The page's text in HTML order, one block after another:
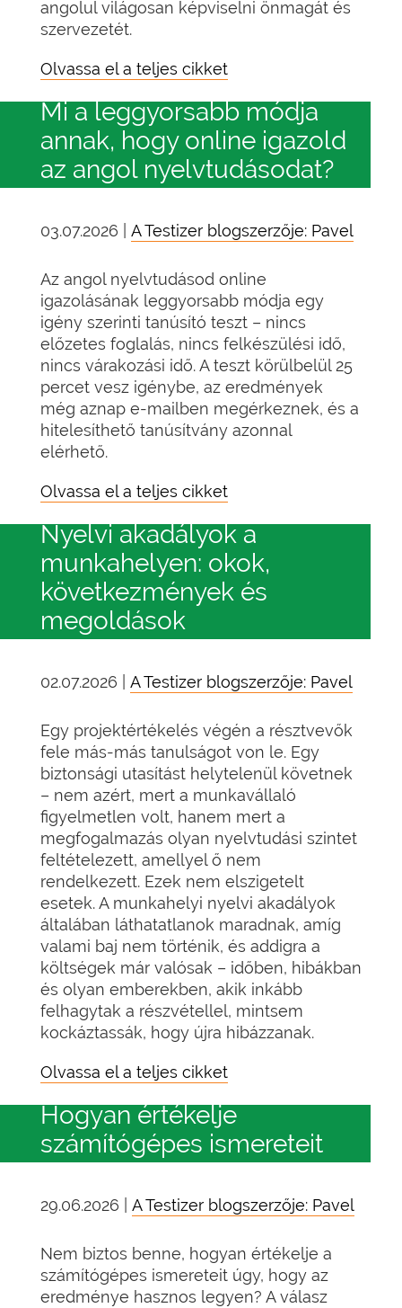
angolul világosan képviselni önmagát és
szervezetét.
Olvassa el a teljes cikket
Mi a leggyorsabb módja
annak, hogy online igazold
az angol nyelvtudásodat?
03.07.2026 | A Testizer blogszerzője: Pavel
Az angol nyelvtudásod online
igazolásának leggyorsabb módja egy
igény szerinti tanúsító teszt – nincs
előzetes foglalás, nincs felkészülési idő,
nincs várakozási idő. A teszt körülbelül 25
percet vesz igénybe, az eredmények
még aznap e-mailben megérkeznek, és a
hitelesíthető tanúsítvány azonnal
elérhető.
Olvassa el a teljes cikket
Nyelvi akadályok a
munkahelyen: okok,
következmények és
megoldások
02.07.2026 | A Testizer blogszerzője: Pavel
Egy projektértékelés végén a résztvevők
fele más-más tanulságot von le. Egy
biztonsági utasítást helytelenül követnek
– nem azért, mert a munkavállaló
figyelmetlen volt, hanem mert a
megfogalmazás olyan nyelvtudási szintet
feltételezett, amellyel ő nem
rendelkezett. Ezek nem elszigetelt
esetek. A munkahelyi nyelvi akadályok
általában láthatatlanok maradnak, amíg
valami baj nem történik, és addigra a
költségek már valósak – időben, hibákban
és olyan emberekben, akik inkább
felhagytak a részvétellel, mintsem
kockáztassák, hogy újra hibázzanak.
Olvassa el a teljes cikket
Hogyan értékelje
számítógépes ismereteit
29.06.2026 | A Testizer blogszerzője: Pavel
Nem biztos benne, hogyan értékelje a
számítógépes ismereteit úgy, hogy az
eredménye hasznos legyen? A válasz